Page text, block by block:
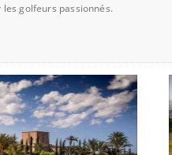
golfeurs passionnés.